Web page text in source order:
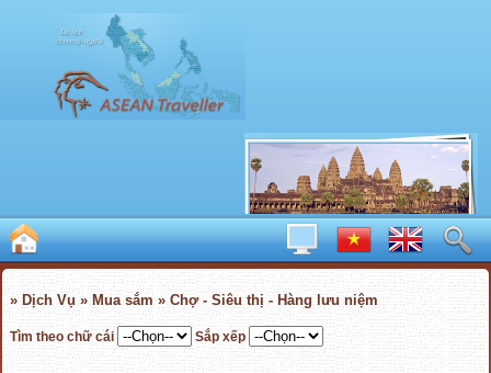
» Dịch Vụ » Mua sắm » Chợ - Siêu thị - Hàng lưu niệm
Tìm theo chữ cái Sắp xếp